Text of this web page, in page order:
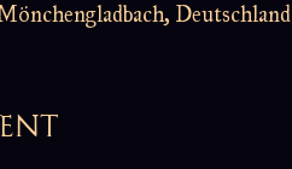
Deutschland